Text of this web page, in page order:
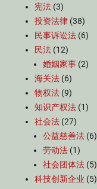
宪法 (3)
投资法律 (38)
民事诉讼法 (6)
民法 (12)
婚姻家事 (2)
海关法 (6)
物权法 (9)
知识产权法 (1)
社会法 (27)
公益慈善法 (6)
劳动法 (1)
社会团体法 (5)
科技创新企业 (5)